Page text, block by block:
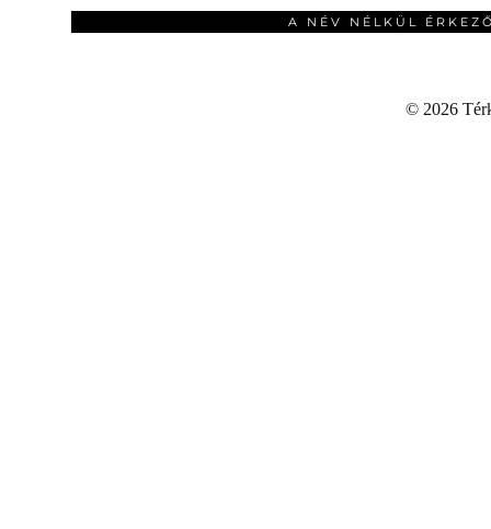
A NÉV NÉLKÜL
© 2026